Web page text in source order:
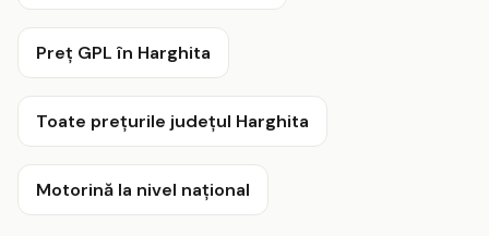
Preț GPL în Harghita
Toate prețurile județul Harghita
Motorină la nivel național